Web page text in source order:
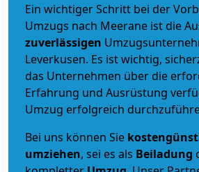
Ein wichtiger Schritt bei der
Umzugs nach Meerane ist die
zuverlässigen
Leverkusen. Es ist wichtig,
das Unternehmen über die
Erfahrung und Ausrüstung
Umzug erfolgreich
Bei uns können Sie
umziehen, sei es als Beiladung